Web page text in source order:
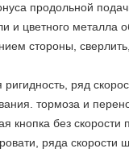
продольной
и цветного металла
стороны, сверлить,
ряд
тормоза и
кнопка без
ряда скорости